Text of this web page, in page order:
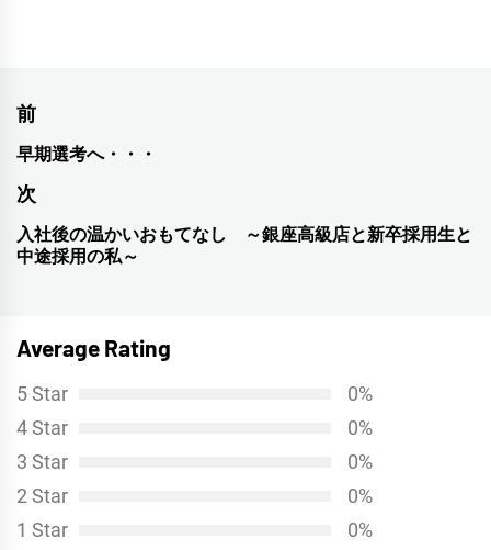
投
稿
ナ
ビ
ゲ
シ
ョ
ン
前
前
の
投
稿:
早期選考へ・・・
次
次
の
入社後の温かいおもてなし ～銀座高級店と新卒採用生と
中途採用の私～
Average Rating
5 Star
0%
4 Star
0%
3 Star
0%
2 Star
0%
1 Star
0%